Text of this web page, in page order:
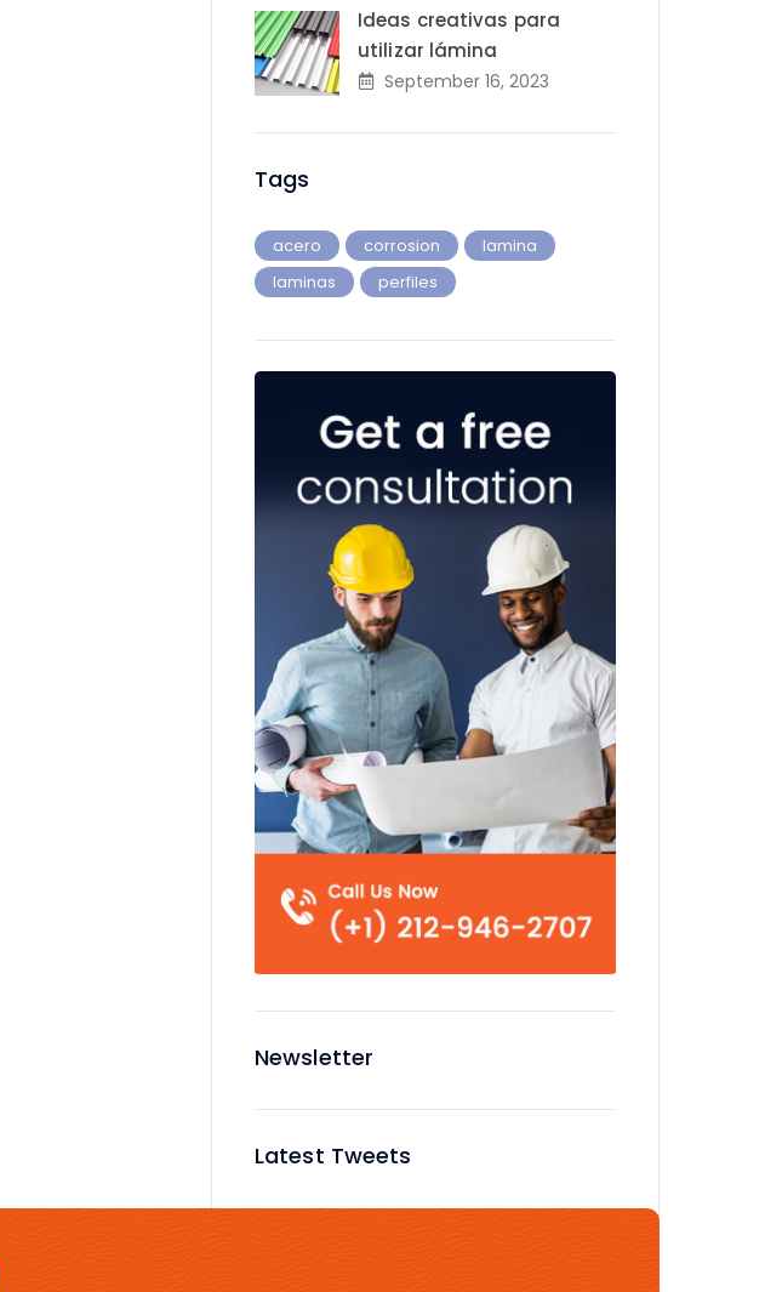
Ideas creativas para
utilizar lámina
September 16, 2023
Tags
acero corrosion
lamina
laminas
perfiles
Newsletter
Latest Tweets
No tweets available or bad